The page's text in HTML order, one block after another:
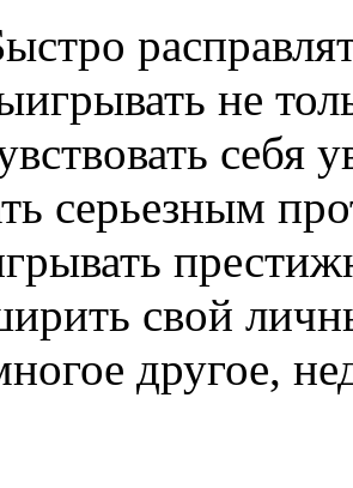
не
себя
серьезным
свой
другое,